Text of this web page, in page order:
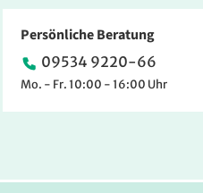
Persönliche Beratung
09534 9220-66
Mo. - Fr. 10:00 - 16:00 Uhr